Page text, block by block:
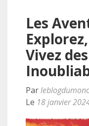
Les
Vivez
Par
Le 18 janvier